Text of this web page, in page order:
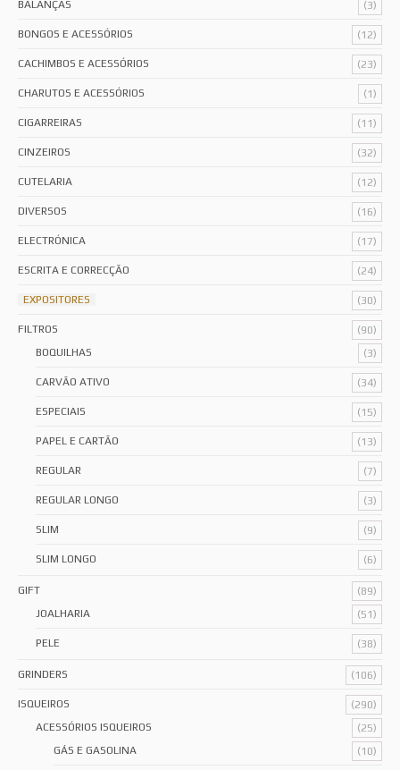
BALANÇAS (3)
BONGOS E ACESSÓRIOS (12)
CACHIMBOS E ACESSÓRIOS (23)
CHARUTOS E ACESSÓRIOS (1)
CIGARREIRAS (11)
CINZEIROS (32)
CUTELARIA (12)
DIVERSOS (16)
ELECTRÓNICA (17)
ESCRITA E CORRECÇÃO (24)
EXPOSITORES (30)
FILTROS
(90)
BOQUILHAS
(3)
CARVÃO ATIVO (34)
ESPECIAIS (15)
PAPEL E CARTÃO (13)
REGULAR (7)
REGULAR LONGO (3)
SLIM (9)
SLIM LONGO (6)
GIFT
(89)
JOALHARIA
(51)
PELE (38)
GRINDERS (106)
ISQUEIROS
(290)
ACESSÓRIOS ISQUEIROS
(25)
GÁS E GASOLINA
(10)